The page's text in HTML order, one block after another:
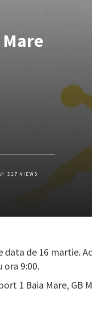
317 VIEWS
data de 16 martie.
ora 9:00.
1 Baia Mare, GB